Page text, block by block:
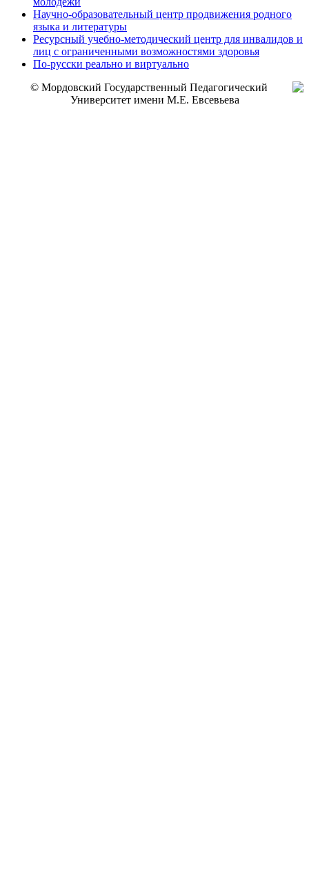
Научно-образовательный центр продвижения родного
языка и литературы
Ресурсный учебно-методический центр для инвалидов и
лиц с ограниченными возможностями здоровья
По-русски реально и виртуально
© Мордовский Государственный Педагогический
Университет имени М.Е. Евсевьева